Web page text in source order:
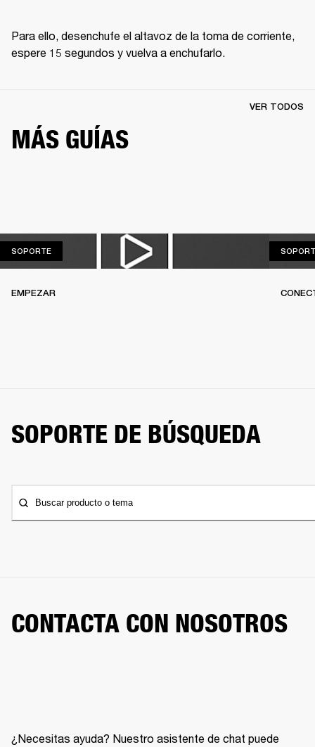
Para ello, desenchufe el altavoz de la toma de corriente,
espere 15 segundos y vuelva a enchufarlo.
MÁS GUÍAS
VER TODOS
SOPORTESOPORTE
EMPEZAR
SOPORTE DE BÚSQUEDA
Buscar producto o tema
CONTACTA CON NOSOTROS
¿Necesitas ayuda? Nuestro asistente de chat puede